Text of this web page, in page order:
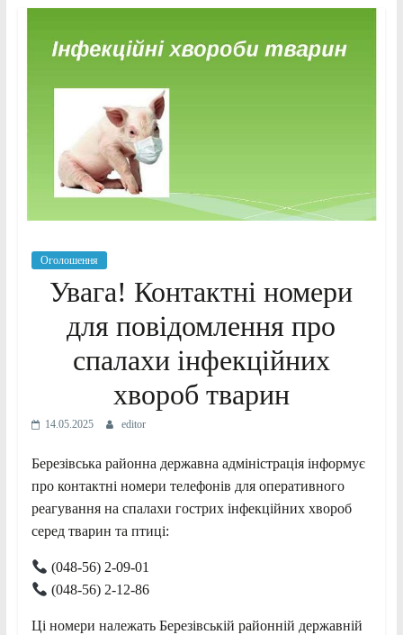
Оголошення
Увага! Контактні номери
для повідомлення про
спалахи інфекційних
хвороб тварин
14.05.2025 editor
Березівська районна державна адміністрація інформує
про контактні номери телефонів для оперативного
реагування на спалахи гострих інфекційних хвороб
серед тварин та птиці:
(048-56) 2-09-01
(048-56) 2-12-86
Ці номери належать Березівській районній державній